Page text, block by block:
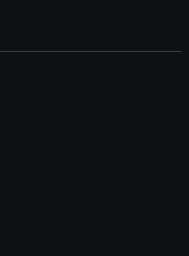
Questi cookie